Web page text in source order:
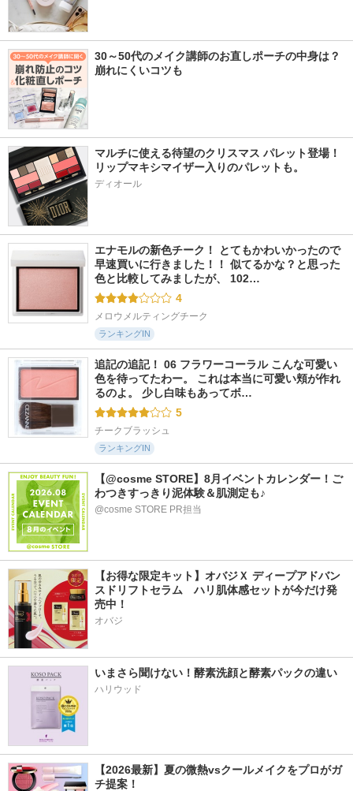
30～50代のメイク講師のお直しポーチの中身は？
崩れにくいコツも
マルチに使える待望のクリスマス パレット登場！
リップマキシマイザー入りのパレットも。
ディオール
エナモルの新色チーク！ とてもかわいかったので
早速買いに行きました！！ 似てるかな？と思った
色と比較してみましたが、 102…
4
メロウメルティングチーク
ランキングIN
追記の追記！ 06 フラワーコーラル こんな可愛い
色を待ってたわー。 これは本当に可愛い頬が作れ
るのよ。 少し白味もあってボ…
5
チークブラッシュ
ランキングIN
【@cosme STORE】8月イベントカレンダー！ご
わつきすっきり泥体験＆肌測定も♪
@cosme STORE PR担当
【お得な限定キット】オバジＸ ディープアドバン
スドリフトセラム　ハリ肌体感セットが今だけ発
売中！
オバジ
いまさら聞けない！酵素洗顔と酵素パックの違い
ハリウッド
【2026最新】夏の微熱vsクールメイクをプロがガ
チ提案！